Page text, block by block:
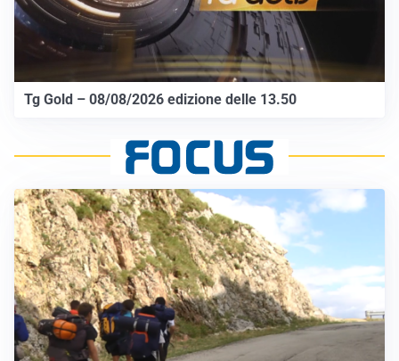
Tg Gold – 08/08/2026 edizione delle 13.50